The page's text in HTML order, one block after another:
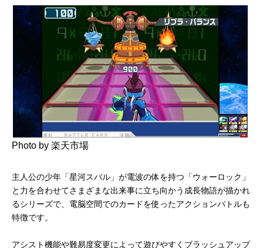
Photo by 楽天市場
主人公の少年「星河スバル」が電波の体を持つ「ウォーロック」
と力を合わせてさまざまな出来事に立ち向かう成長物語が描かれ
るシリーズで、電脳空間でのカードを使ったアクションバトルも
特徴です。
アシスト機能や難易度変更によって遊びやすくブラッシュアップ